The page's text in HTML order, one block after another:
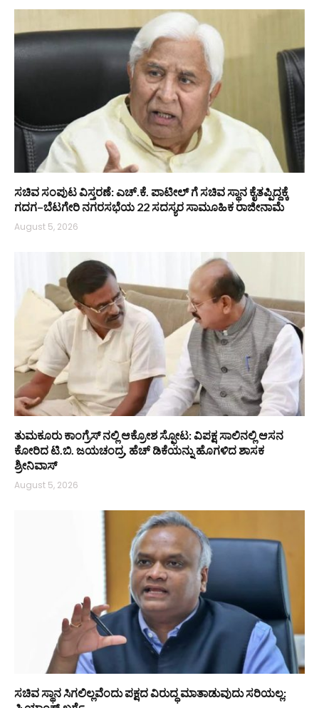
ಸಚಿವ ಸಂಪುಟ ವಿಸ್ತರಣೆ: ಎಚ್.ಕೆ. ಪಾಟೀಲ್ ಗೆ ಸಚಿವ ಸ್ಥಾನ ಕೈತಪ್ಪಿದ್ದಕ್ಕೆ
ಗದಗ–ಬೆಟಗೇರಿ ನಗರಸಭೆಯ 22 ಸದಸ್ಯರ ಸಾಮೂಹಿಕ ರಾಜೀನಾಮೆ
August 5, 2026
ತುಮಕೂರು ಕಾಂಗ್ರೆಸ್ ನಲ್ಲಿ ಆಕ್ರೋಶ ಸ್ಫೋಟ: ವಿಪಕ್ಷ ಸಾಲಿನಲ್ಲಿ ಆಸನ
ಕೋರಿದ ಟಿ.ಬಿ. ಜಯಚಂದ್ರ, ಹೆಚ್ ಡಿಕೆಯನ್ನು ಹೊಗಳಿದ ಶಾಸಕ
ಶ್ರೀನಿವಾಸ್
August 5, 2026
ಸಚಿವ ಸ್ಥಾನ ಸಿಗಲಿಲ್ಲವೆಂದು ಪಕ್ಷದ ವಿರುದ್ಧ ಮಾತಾಡುವುದು ಸರಿಯಲ್ಲ: